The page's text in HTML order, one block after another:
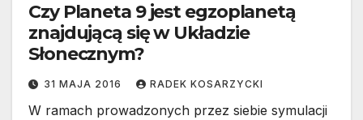
Czy Planeta 9 jest egzoplanetą
znajdującą się w Układzie
Słonecznym?
31 MAJA 2016 RADEK KOSARZYCKI
W ramach prowadzonych przez siebie symulacji